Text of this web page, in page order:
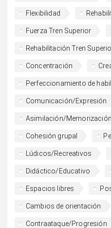
Flexibilidad
Fuerza Tren Superior
Rehabilitación Tren
Concentración
Perfeccionamiento de
Comunicación/Expresión
Asimilación/Memorización
Cohesión grupal
Lúdicos/Recreativos
Didáctico/Educativo
Espacios libres
Cambios de orientación
Contraataque/Progresión